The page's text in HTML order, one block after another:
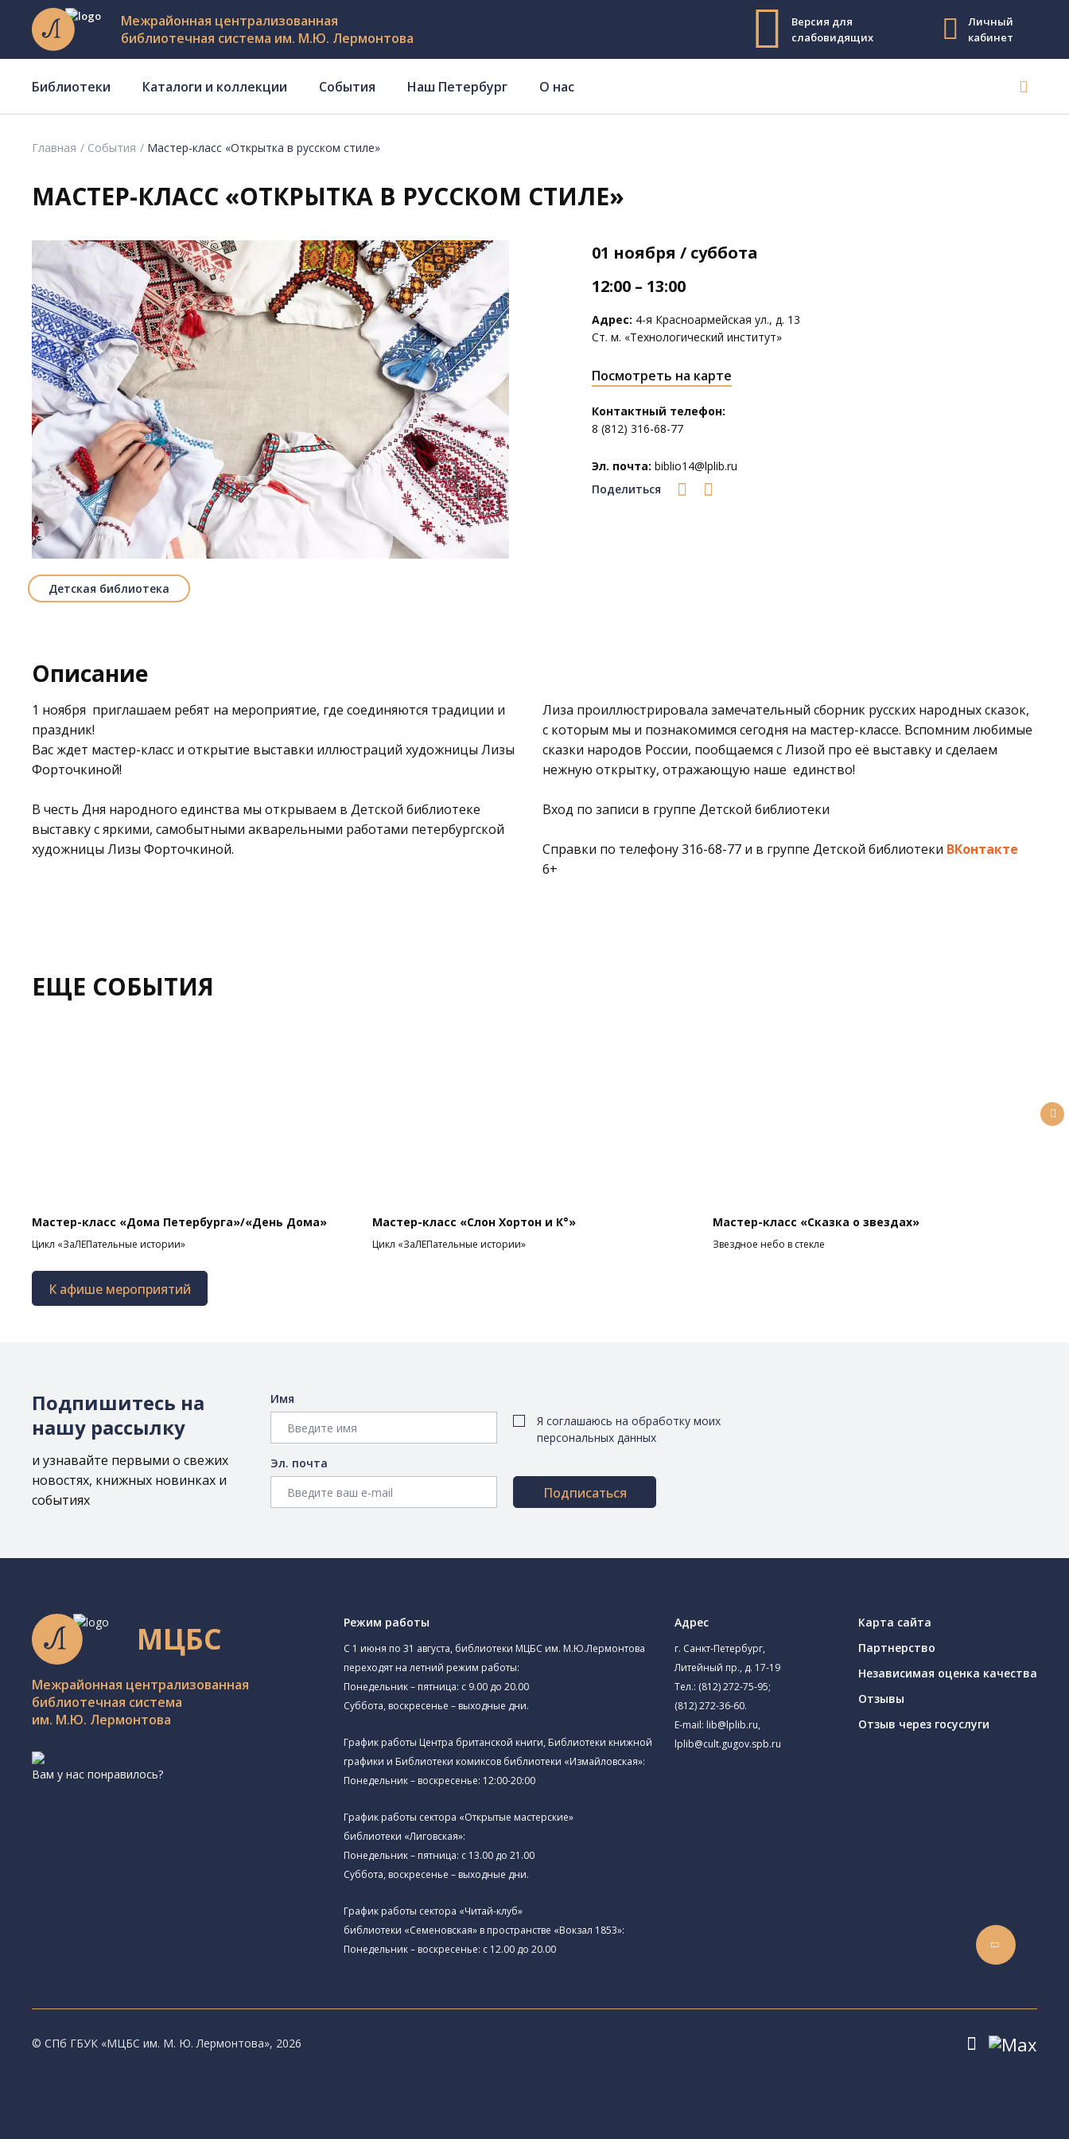
Межрайонная централизованная
библиотечная система им. М.Ю. Лермонтова
Версия для
слабовидящих
Личный
кабинет
Библиотеки Каталоги и коллекции События Наш Петербург О нас
Главная События Мастер-класс «Открытка в русском стиле»
МАСТЕР-КЛАСС «ОТКРЫТКА В РУССКОМ СТИЛЕ»
Детская библиотека
01 ноября / суббота
12:00 – 13:00
Адрес: 4-я Красноармейская ул., д. 13
Ст. м. «Технологический институт»
Посмотреть на карте
Контактный телефон:
8 (812) 316-68-77
Эл. почта: biblio14@lplib.ru
Поделиться
Описание
1 ноября приглашаем ребят на мероприятие, где соединяются традиции и
праздник!
Вас ждет мастер-класс и открытие выставки иллюстраций художницы Лизы
Форточкиной!
В честь Дня народного единства мы открываем в Детской библиотеке
выставку с яркими, самобытными акварельными работами петербургской
художницы Лизы Форточкиной.
Лиза проиллюстрировала замечательный сборник русских народных сказок,
с которым мы и познакомимся сегодня на мастер-классе. Вспомним любимые
сказки народов России, пообщаемся с Лизой про её выставку и сделаем
нежную открытку, отражающую наше единство!
Вход по записи в группе Детской библиотеки
Справки по телефону 316-68-77 и в группе Детской библиотеки ВКонтакте
6+
ЕЩЕ СОБЫТИЯ
Мастер-класс «Дома Петербурга»/«День Дома»
Цикл «ЗаЛЕПательные истории»
Мастер-класс «Слон Хортон и К°»
Цикл «ЗаЛЕПательные истории»
Мастер-класс «Сказка о звездах»
Звездное небо в стекле
К афише мероприятий
Подпишитесь на
нашу рассылку
и узнавайте первыми о свежих
новостях, книжных новинках и
событиях
Имя
Эл. почта
Я соглашаюсь на обработку моих
персональных данных
Подписаться
МЦБС
Межрайонная централизованная
библиотечная система
им. М.Ю. Лермонтова
Вам у нас понравилось?
Режим работы
C 1 июня по 31 августа, библиотеки МЦБС им. М.Ю.Лермонтова
переходят на летний режим работы:
Понедельник – пятница: с 9.00 до 20.00
Суббота, воскресенье – выходные дни.
График работы Центра британской книги, Библиотеки книжной
графики и Библиотеки комиксов библиотеки «Измайловская»:
Понедельник – воскресенье: 12:00-20:00
График работы сектора «Открытые мастерские»
библиотеки «Лиговская»:
Понедельник – пятница: с 13.00 до 21.00⁠
Суббота, воскресенье – выходные дни.
График работы сектора «Читай-клуб»
библиотеки «Семеновская» в пространстве «Вокзал 1853»:
Понедельник – воскресенье: с 12.00 до 20.00
Адрес
г. Санкт-Петербург,
Литейный пр., д. 17-19
Тел.: (812) 272-75-95;
(812) 272-36-60.
E-mail: lib@lplib.ru,
lplib@cult.gugov.spb.ru
Карта сайта
Партнерство
Независимая оценка качества
Отзывы
Отзыв через госуслуги
© CПб ГБУК «МЦБС им. М. Ю. Лермонтова», 2026